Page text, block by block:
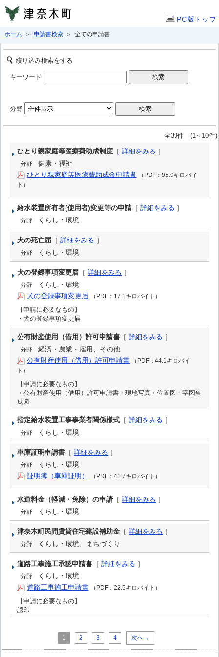
PC版トップ
ホーム ＞申請書検索 ＞ 全ての申請書
絞り込み検索をする
キーワード
分野
全39件 (1～10件)
ひとり親家庭等医療費助成制度 ［詳細をみる ］
分野
健康・福祉
ひとり親家庭等医療費助成金申請書
（PDF：95.9キロバイ
ト）
給水装置所有者(使用者)変更等の申請［詳細をみる ］
分野 くらし・環境
犬の死亡届 ［詳細をみる ］
分野 くらし・環境
犬の登録事項変更届 ［詳細をみる ］
分野
くらし・環境
犬の登録事項変更届
（PDF：17.1キロバイト）
【申請に必要なもの】
・犬の登録事項変更届
公有財産使用（借用）許可申請書 ［詳細をみる ］
分野
経済・農業・雇用、その他
公有財産使用（借用）許可申請書
（PDF：44.1キロバイ
ト）
【申請に必要なもの】
・公有財産使用（借用）許可申請書・現地写真・位置図・字図集
成図
指定給水装置工事事業者関係様式 ［詳細をみる ］
分野 くらし・環境
車庫証明申請書 ［詳細をみる ］
分野
くらし・環境
証明簿（車庫証明）
（PDF：41.7キロバイト）
水道料金（軽減・免除）の申請［詳細をみる ］
分野 くらし・環境
津奈木町民間賃貸住宅建設補助金 ［詳細をみる ］
分野 くらし・環境、まちづくり
道路工事施工承認申請書 ［詳細をみる ］
分野
くらし・環境
道路工事施工申請書
（PDF：22.5キロバイト）
【申請に必要なもの】
認印
1 2 3 4 次へ→